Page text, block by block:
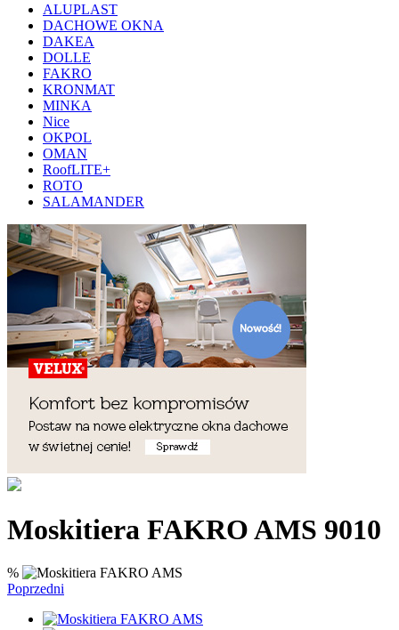
ALUPLAST
DACHOWE OKNA
DAKEA
DOLLE
FAKRO
KRONMAT
MINKA
Nice
OKPOL
OMAN
RoofLITE+
ROTO
SALAMANDER
Moskitiera FAKRO AMS 9010
%
Poprzedni